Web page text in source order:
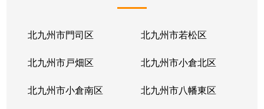
北九州市門司区 北九州市若松区
北九州市戸畑区 北九州市小倉北区
北九州市小倉南区 北九州市八幡東区